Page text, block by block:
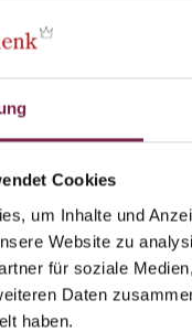
Cookies
um Inhalte und
Website zu
für soziale
Daten
haben.